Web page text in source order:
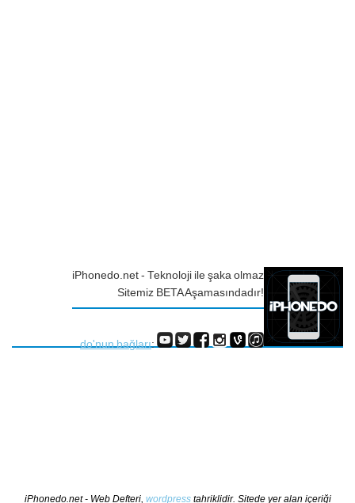
iPhonedo.net - Teknoloji ile şaka olmaz
Sitemiz BETA Aşamasındadır!
do'nun bağları:
iPhonedo.net - Web Defteri, wordpresstahriklidir. Sitede yer alan içeriği